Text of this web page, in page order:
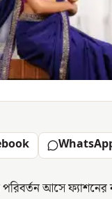
পরিবর্তন আসে